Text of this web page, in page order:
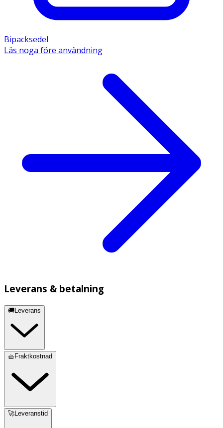
Bipacksedel
Läs noga före användning
Leverans & betalning
🚚Leverans
🧺Fraktkostnad
🚀Leveranstid